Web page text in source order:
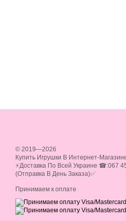
© 2019—2026
Купить Игрушки В Интернет-
⚡Доставка По Всей Украине ☎:067
(Отправка В День Заказа)✅
Принимаем к оплате